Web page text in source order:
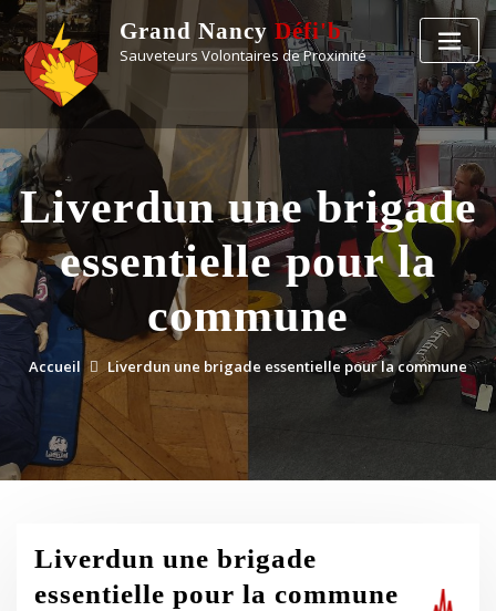
Grand Nancy Défi'b
Sauveteurs Volontaires de Proximité
Liverdun une brigade
essentielle pour la
commune
Accueil Liverdun une brigade essentielle pour la commune
Liverdun une brigade
essentielle pour la commune